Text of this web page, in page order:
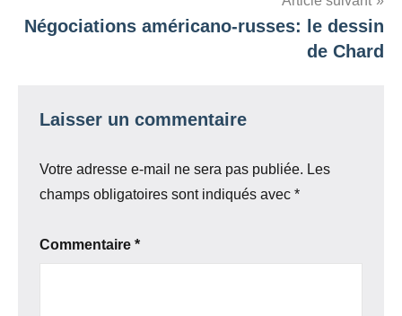
Négociations américano-russes: le dessin
de Chard
Laisser un commentaire
Votre adresse e-mail ne sera pas publiée. Les
champs obligatoires sont indiqués avec *
Commentaire *